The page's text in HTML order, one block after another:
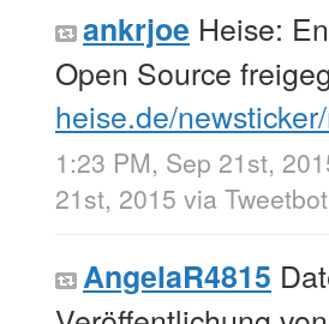
ankrjoe Heise:
Open Source
heise.de/
1:23 PM, Sep 21st,
21st, 2015 via
AngelaR4815